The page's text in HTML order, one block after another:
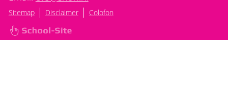
Sitemap| Disclaimer| Colofon